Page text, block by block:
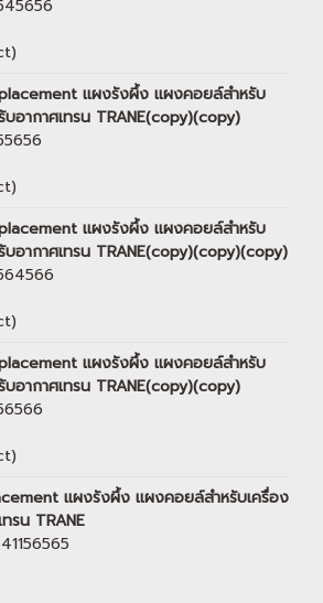
แผงรังผึ้ง แผงคอยล์สำหรับ
บอากาศเทรน TRANE(copy)(copy)
แผงรังผึ้ง แผงคอยล์สำหรับ
บอากาศเทรน TRANE(copy)(copy)(copy)
แผงรังผึ้ง แผงคอยล์สำหรับ
บอากาศเทรน TRANE(copy)(copy)
แผงรังผึ้ง แผงคอยล์สำหรับเครื่อง
รน TRANE